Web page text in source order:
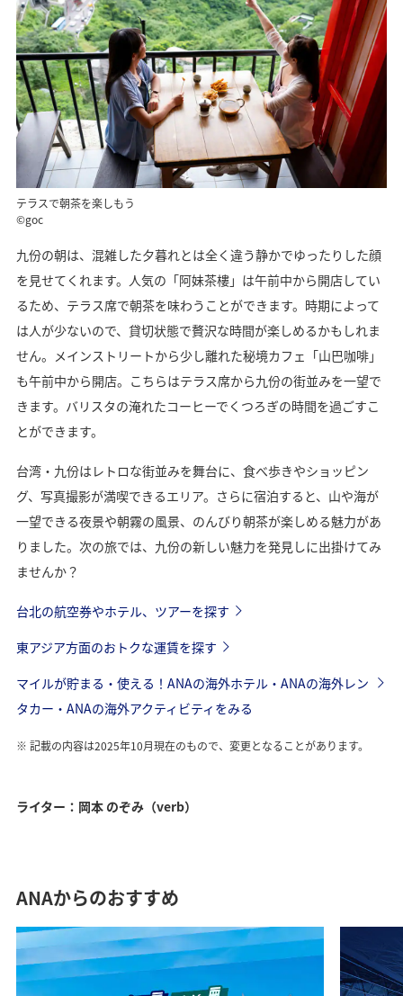
テラスで朝茶を楽しもう
©goc
九份の朝は、混雑した夕暮れとは全く違う静かでゆったりした顔
を見せてくれます。人気の「阿妹茶樓」は午前中から開店してい
るため、テラス席で朝茶を味わうことができます。時期によって
は人が少ないので、貸切状態で贅沢な時間が楽しめるかもしれま
せん。メインストリートから少し離れた秘境カフェ「山巴咖啡」
も午前中から開店。こちらはテラス席から九份の街並みを一望で
きます。バリスタの淹れたコーヒーでくつろぎの時間を過ごすこ
とができます。
台湾・九份はレトロな街並みを舞台に、食べ歩きやショッピン
グ、写真撮影が満喫できるエリア。さらに宿泊すると、山や海が
一望できる夜景や朝霧の風景、のんびり朝茶が楽しめる魅力があ
りました。次の旅では、九份の新しい魅力を発見しに出掛けてみ
ませんか？
台北の航空券やホテル、ツアーを探す
東アジア方面のおトクな運賃を探す
マイルが貯まる・使える！ANAの海外ホテル・ANAの海外レン
タカー・ANAの海外アクティビティをみる
記載の内容は2025年10月現在のもので、変更となることがあります。
ライター：岡本 のぞみ（verb）
ANAからのおすすめ